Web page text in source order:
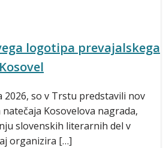
logotipa prevajalskega
2026, so v Trstu predstavili nov
Kosovelova nagrada,
slovenskih literarnih del v
organizira […]